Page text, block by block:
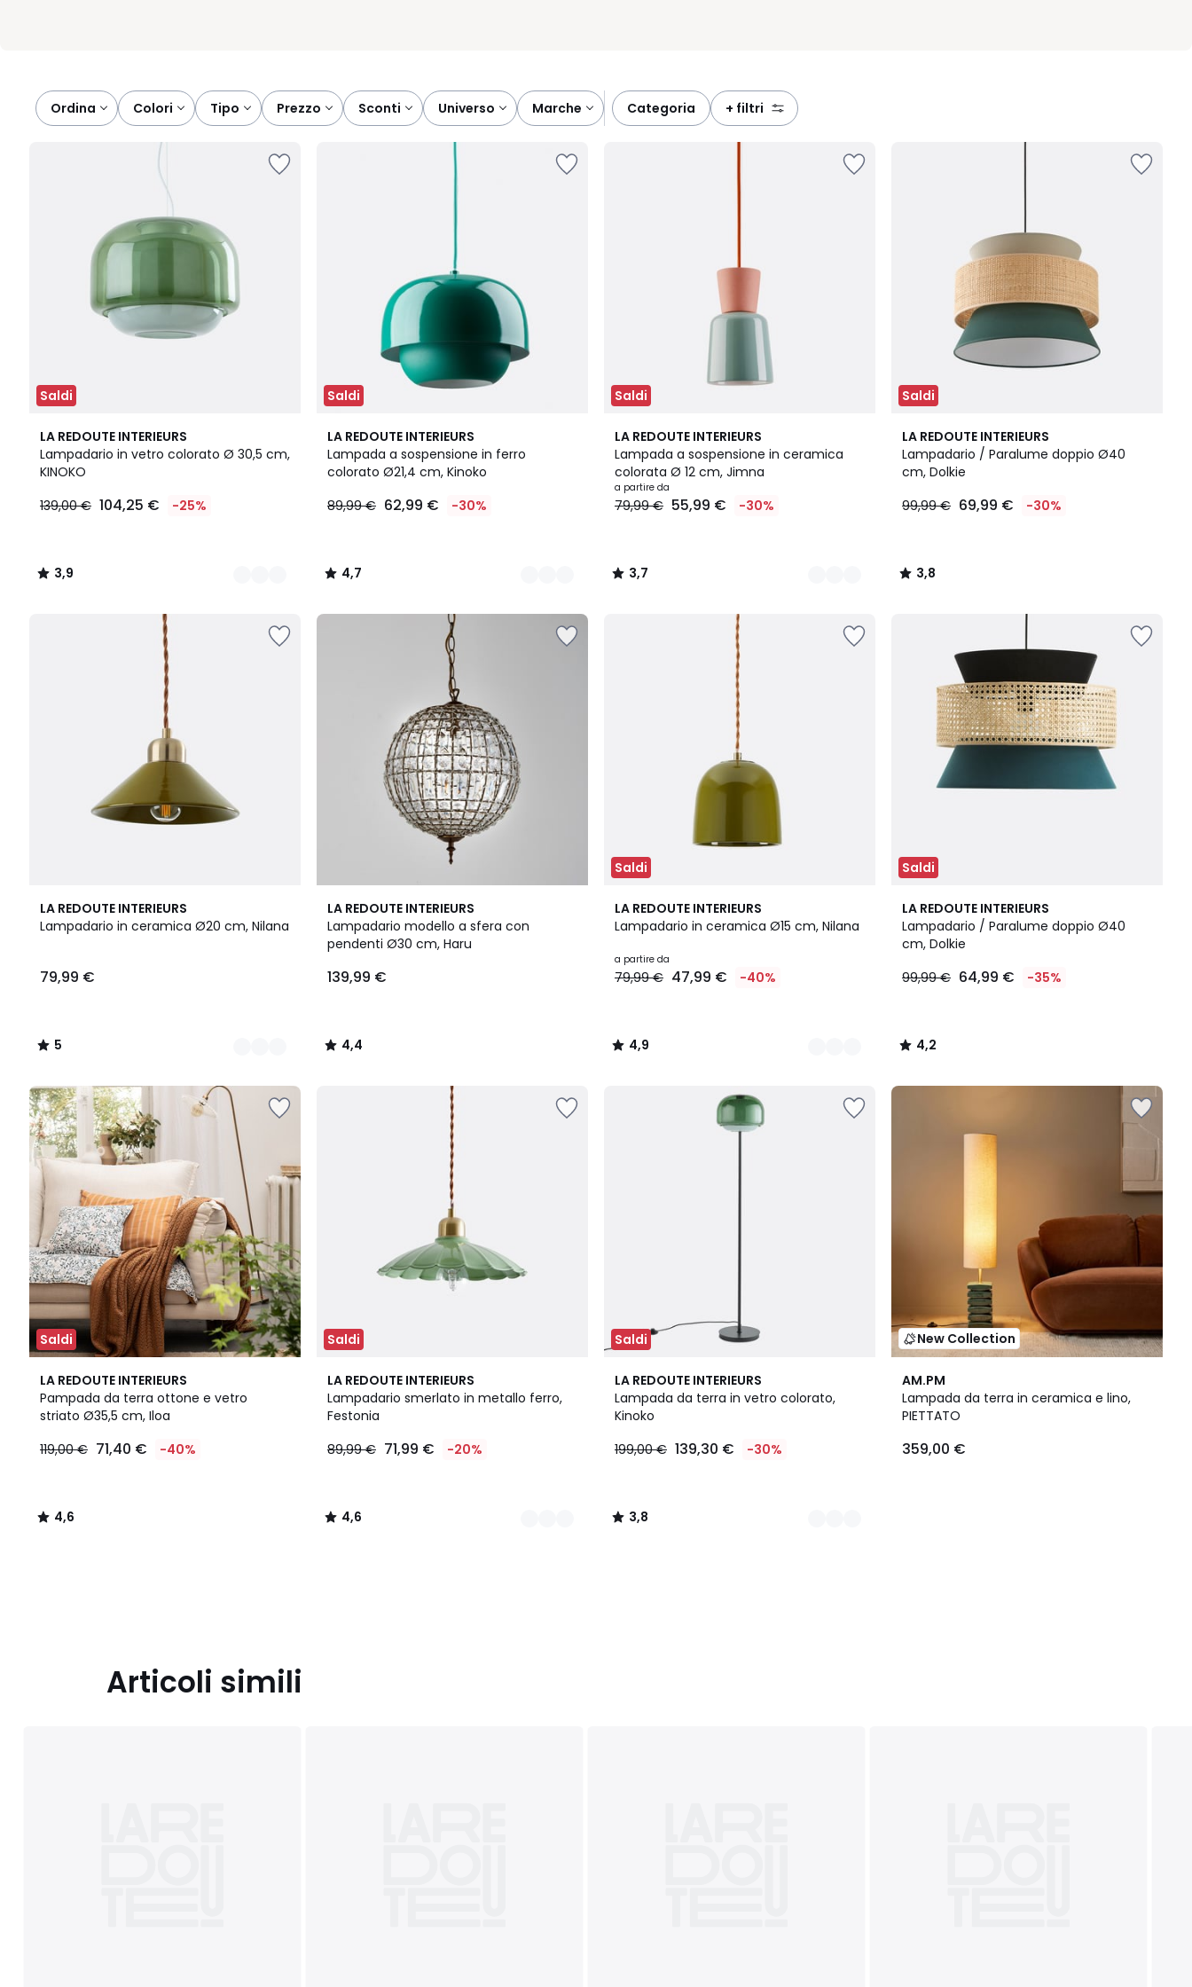
Ordina colori tipo prezzo sconti universo marche categoria + filtri
Saldi
LA REDOUTE INTERIEURS
Lampadario in vetro colorato Ø 30,5 cm,
KINOKO
€
€
139,00 € 104,25 € -25%
3,9
/ 5
6
Colori
3,9
/
Saldi
LA REDOUTE INTERIEURS
Lampada a sospensione in ferro
colorato Ø21,4 cm, Kinoko
89,99 € 62,99 € -30%
4,7
/ 5
4
Colori
4,7
/
Saldi
LA REDOUTE INTERIEURS
Lampada a sospensione in ceramica
colorata Ø 12 cm, Jimna
a partire da
79,99 € 55,99 € -30%
3,7
/ 5
2
Colori
3,7
/
Saldi
LA REDOUTE INTERIEURS
Lampadario / Paralume doppio Ø40
cm, Dolkie
99,99 € 69,99 € -30%
3,8
/ 5
3,8
/
LA REDOUTE INTERIEURS
Lampadario in ceramica Ø20 cm, Nilana
79,99 €
5
/
2
Colori
5
/
LA REDOUTE INTERIEURS
Lampadario modello a sfera con
pendenti Ø30 cm, Haru
139,99 €
4,4
/ 5
4,4
/
Saldi
LA REDOUTE INTERIEURS
Lampadario in ceramica Ø15 cm, Nilana
a partire da
79,99 € 47,99 € -40%
4,9
/ 5
5
Colori
4,9
/
Saldi
LA REDOUTE INTERIEURS
Lampadario / Paralume doppio Ø40
cm, Dolkie
99,99 € 64,99 € -35%
4,2
/ 5
4,2
/
Saldi
LA REDOUTE INTERIEURS
Pampada da terra ottone e vetro
striato Ø35,5 cm, Iloa
119,00 € 71,40 € -40%
4,6
/ 5
4,6
/
Saldi
LA REDOUTE INTERIEURS
Lampadario smerlato in metallo ferro,
Festonia
89,99 € 71,99 € -20%
4,6
/ 5
2
Colori
4,6
/
Saldi
LA REDOUTE INTERIEURS
Lampada da terra in vetro colorato,
Kinoko
199,00 € 139,30 € -30%
3,8
/ 5
3
Colori
3,8
/
New Collection
AM.PM
Lampada da terra in ceramica e lino,
PIETTATO
359,00 €
Articoli simili